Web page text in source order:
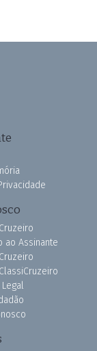
ao Assinante